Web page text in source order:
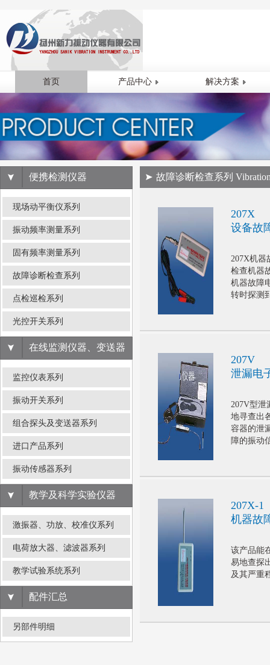
首页 产品中心 解决方案
便携检测仪器
现场动平衡仪系列
振动频率测量系列
固有频率测量系列
故障诊断检查系列
点检巡检系列
光控开关系列
在线监测仪器、变送器
监控仪表系列
振动开关系列
组合探头及变送器系列
进口产品系列
振动传感器系列
教学及科学实验仪器
激振器、功放、校准仪系列
电荷放大器、滤波器系列
教学试验系统系列
配件汇总
另部件明细
故障诊断检查系列
207X
设备故
207X机器
检查机器
机器故障
转时探测
207V
泄漏电
207V型泄
地寻查出
容器的泄
障的振动
207X-1
机器故
该产品能
易地查探
及其严重